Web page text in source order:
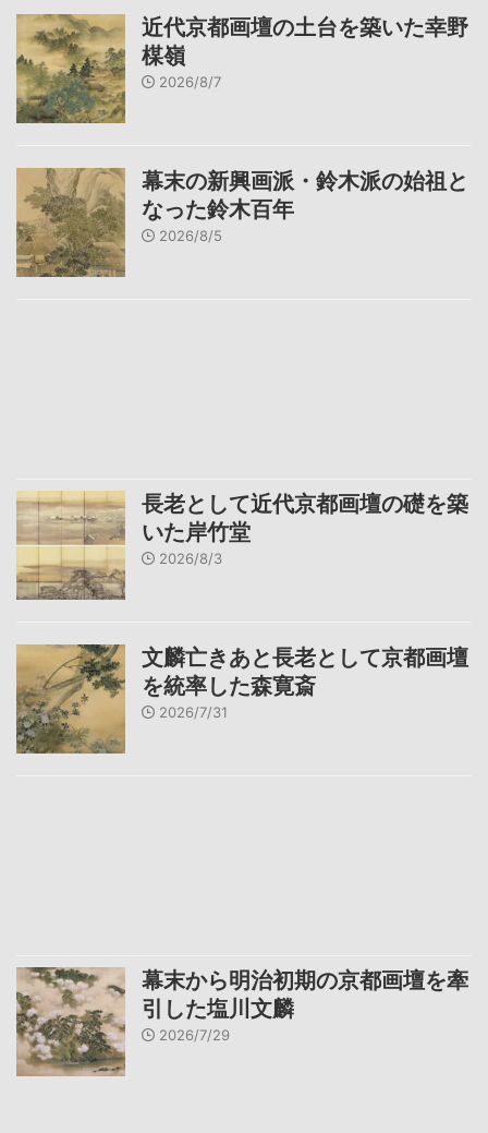
近代京都画壇の土台を築いた幸野
楳嶺
2026/8/7
幕末の新興画派・鈴木派の始祖と
なった鈴木百年
2026/8/5
長老として近代京都画壇の礎を築
いた岸竹堂
2026/8/3
文麟亡きあと長老として京都画壇
を統率した森寛斎
2026/7/31
幕末から明治初期の京都画壇を牽
引した塩川文麟
2026/7/29